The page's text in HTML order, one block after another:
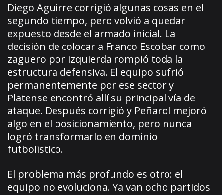
Diego Aguirre corrigió algunas cosas en el
segundo tiempo, pero volvió a quedar
expuesto desde el armado inicial. La
decisión de colocar a Franco Escobar como
zaguero por izquierda rompió toda la
estructura defensiva. El equipo sufrió
permanentemente por ese sector y
Platense encontró allí su principal vía de
ataque. Después corrigió y Peñarol mejoró
algo en el posicionamiento, pero nunca
logró transformarlo en dominio
futbolístico.
El problema más profundo es otro: el
equipo no evoluciona. Ya van ocho partidos